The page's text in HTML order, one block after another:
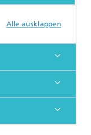
Alle ausklappen